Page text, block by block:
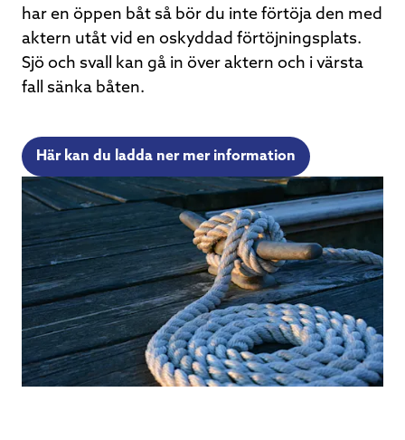
har en öppen båt så bör du inte förtöja den med
aktern utåt vid en oskyddad förtöjningsplats.
Sjö och svall kan gå in över aktern och i värsta
fall sänka båten.
Här kan du ladda ner mer information